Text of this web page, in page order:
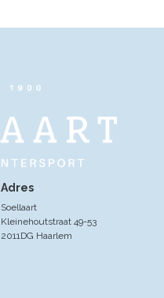
Adres
Soellaart
Kleinehoutstraat 49-53
2011DG Haarlem